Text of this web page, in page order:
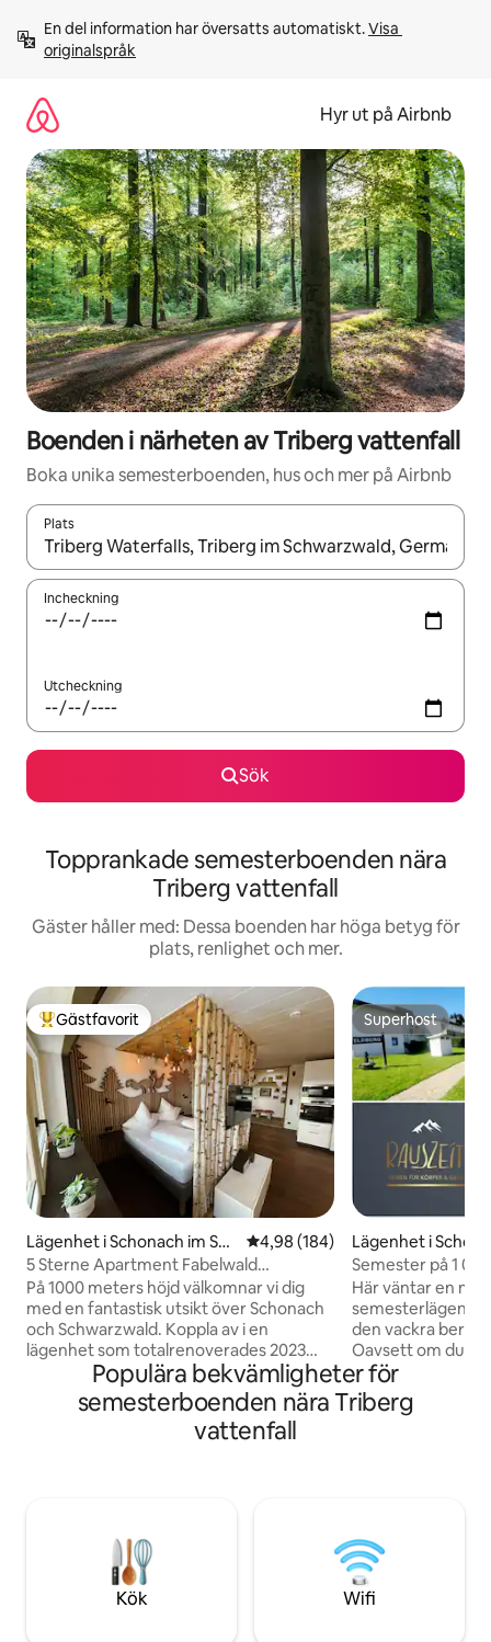
innehåll
En del information har översatts automatiskt. Visa
originalspråk
Hyr ut på Airbnb
Boenden i närheten av Triberg vattenfall
Boka unika semesterboenden, hus och mer på Airbnb
Plats
När resultaten är tillgängliga kan du navigera med upp- och
Incheckning
Utcheckning
Sök
Topprankade semesterboenden nära
Triberg vattenfall
Gäster håller med: Dessa boenden har höga betyg för
plats, renlighet och mer.
Populär gästfavorit
Gästfavorit
Lägenhet i Schonach im Sch
warzwald
4,98 av 5 i genomsnittligt
4,98 (184)
5 Sterne Apartment Fabelwald
Schwarzwald
På 1000 meters höjd välkomnar vi dig
med en fantastisk utsikt över Schonach
och Schwarzwald. Koppla av i en
lägenhet som totalrenoverades 2023
med toppmodern inredning och stor
känsla för detaljer. Oavsett om det är ett
riktigt träd i vardagsrummet, ett
blommigt täcke över sängen,
detaljerna. Belägen precis vid
skogsbrynet är Fabelwald perfekt för
naturälskare.
Superhost
Superhost
Lägenhet i
hwarzwald
Semester på 1
pool och bastu
Här väntar en
den vackra
Oavsett om du
hörnet), vandrar
den stora
wellnessområdet
till rutschkanan
Populära bekvämligheter för
semesterboenden nära Triberg
vattenfall
Kök Wifi